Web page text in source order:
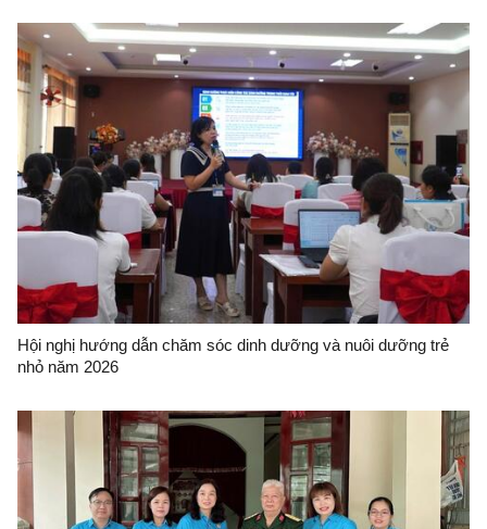
Hội nghị hướng dẫn chăm sóc dinh dưỡng và nuôi dưỡng trẻ
nhỏ năm 2026